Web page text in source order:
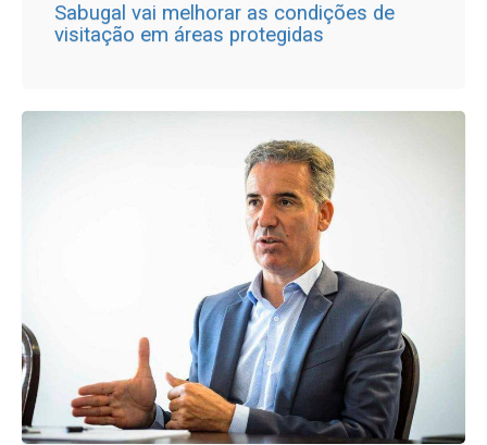
Sabugal vai melhorar as condições de
visitação em áreas protegidas